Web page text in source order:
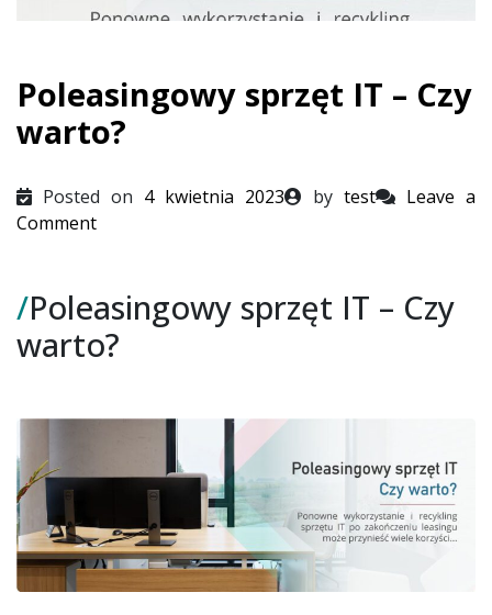
Poleasingowy sprzęt IT – Czy
warto?
Posted on 4 kwietnia 2023 by test
Leave a
Commenton
IT
–
Czy
/Poleasingowy sprzęt IT – Czy
warto?